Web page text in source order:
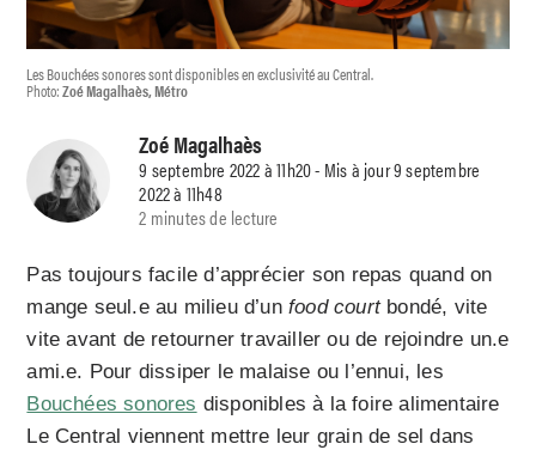
Les Bouchées sonores sont disponibles en exclusivité au Central.
Photo:Zoé Magalhaès, Métro
Zoé Magalhaès
9 septembre 2022 à 11h20 - Mis à jour 9 septembre
2022 à 11h48
2 minutes de lecture
Pas toujours facile d’apprécier son repas quand on
mange seul.e au milieu d’unfood courtbondé, vite
vite avant de retourner travailler ou de rejoindre un.e
ami.e. Pour dissiper le malaise ou l’ennui, les
Bouchées sonores disponibles à la foire alimentaire
Le Central viennent mettre leur grain de sel dans